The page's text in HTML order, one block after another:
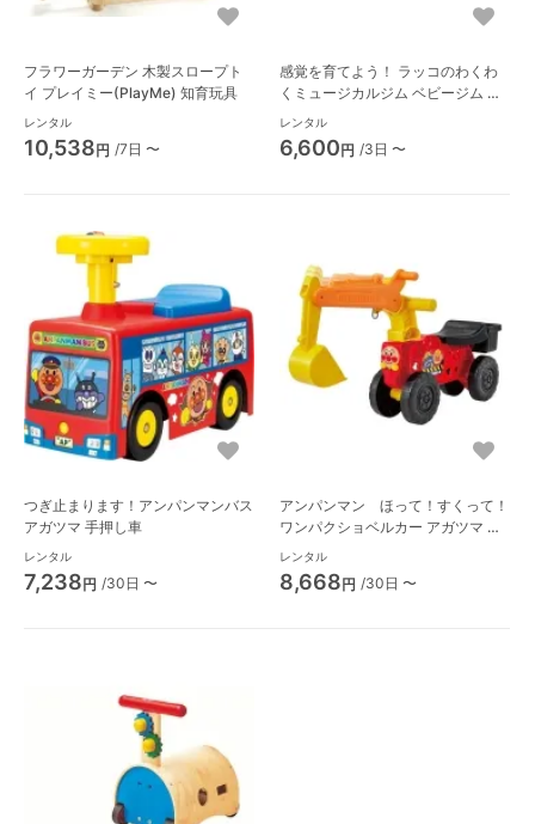
フラワーガーデン 木製スロープト
イ プレイミー(PlayMe) 知育玩具
レンタル
10,538円 /7日 〜
感覚を育てよう！ ラッコのわくわ
くミュージカルジム ベビージム フ
ィッシャープライス(Fisher Price)
レンタル
6,600円 /3日 〜
つぎ止まります！アンパンマンバス
アガツマ 手押し車
レンタル
7,238円 /30日 〜
アンパンマン ほって！すくって！
ワンパクショベルカー アガツマ 手
押し車
レンタル
8,668円 /30日 〜